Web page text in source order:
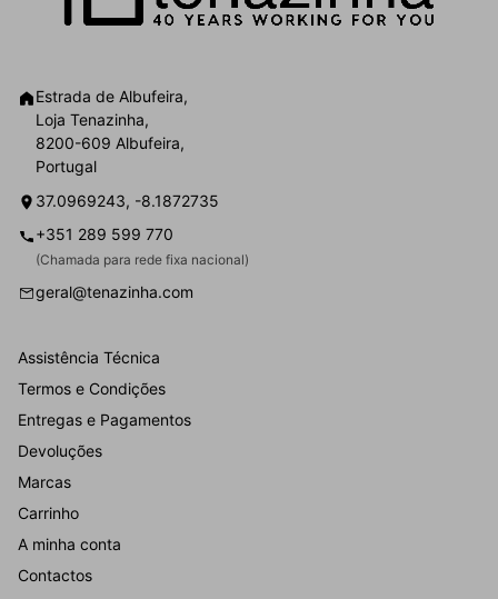
Estrada de Albufeira,
Loja Tenazinha,
8200-609 Albufeira,
Portugal
37.0969243, -8.1872735
+351 289 599 770
(Chamada para rede fixa nacional)
geral@tenazinha.com
Assistência Técnica
Termos e Condições
Entregas e Pagamentos
Devoluções
Marcas
Carrinho
A minha conta
Contactos